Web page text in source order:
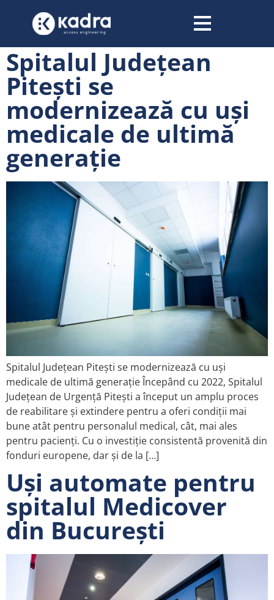
Spitalul Județean
Pitești se
modernizează cu uși
medicale de ultimă
generație
Spitalul Județean Pitești se modernizează cu uși
medicale de ultimă generație Începând cu 2022, Spitalul
Județean de Urgență Pitești a început un amplu proces
de reabilitare și extindere pentru a oferi condiții mai
bune atât pentru personalul medical, cât, mai ales
pentru pacienți. Cu o investiție consistentă provenită din
fonduri europene, dar și de la […]
Uși automate pentru
spitalul Medicover
din București